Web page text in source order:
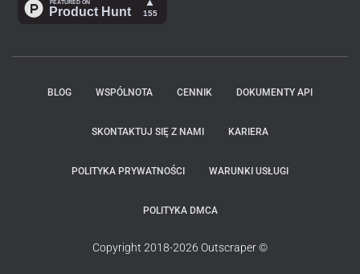
BLOG WSPÓLNOTA CENNIK DOKUMENTY API
SKONTAKTUJ SIĘ Z NAMI KARIERA
POLITYKA PRYWATNOŚCI WARUNKI USŁUGI
POLITYKA DMCA
Copyright 2018-2026 Outscraper ©